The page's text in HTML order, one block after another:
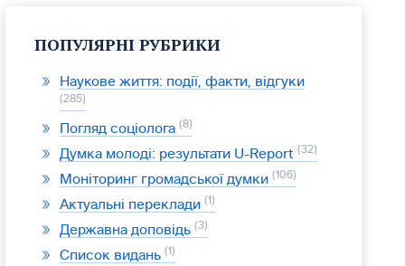
ПОПУЛЯРНІ РУБРИКИ
Наукове життя: події, факти, відгуки
285
Погляд соціолога 8
Думка молоді: результати U-Report 32
Моніторинг громадської думки 106
Актуальні переклади 1
Державна доповідь 3
Список видань 1